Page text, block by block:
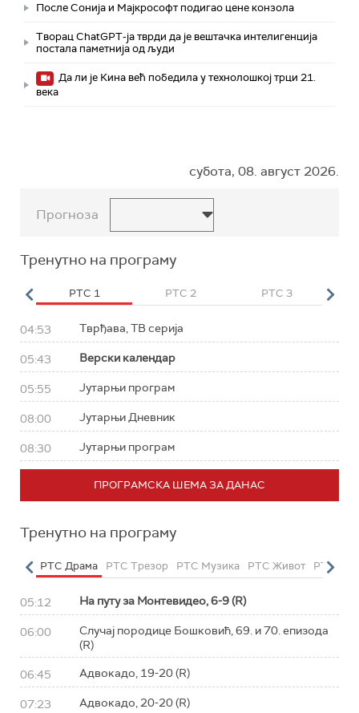
После Сонија и Мајкрософт подигао цене конзола
Творац ChatGPT-ја тврди да је вештачка интелигенција
постала паметнија од људи
Да ли је Кина већ победила у технолошкој трци 21.
века
субота, 08. август 2026.
Прогноза
Тренутно на програму
РТС 1 РТС 2 РТС 3
04:53 Тврђава, ТВ серија
05:43 Верски календар
05:55 Јутарњи програм
08:00 Јутарњи Дневник
08:30 Јутарњи програм
ПРОГРАМСКА ШЕМА ЗА ДАНАС
Тренутно на програму
РТС Драма РТС Трезор РТС Музика РТС Живот РТС
05:12 На путу за Монтевидео, 6-9 (R)
06:00
Случај породице Бошковић, 69. и 70. епизода
(R)
06:45 Адвокадо, 19-20 (R)
07:23 Адвокадо, 20-20 (R)